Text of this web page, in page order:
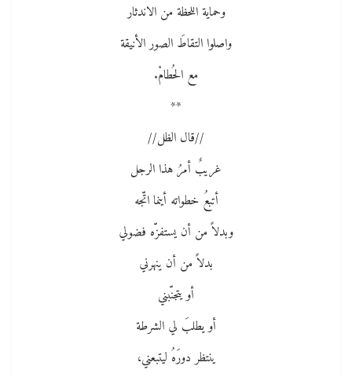
وحماية اللحظة من الاندثار
واصلوا التقاطَ الصور الأنيقة
مع الحُطامْ.
**
//قال الظل//
غريبٌ أمرُ هذا الرجل
أتبعُ خطواته أينما اتّجه
وبدلاً من أن يستفزّه فضولي
بدلاً من أن ينهرني
أو يتجنّبني
أو يطلبَ لي الشرطة
ينتظر دورَهُ ليتبعني،